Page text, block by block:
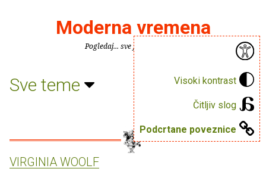
Visoki kontrast
Čitljiv slog
Podcrtane poveznice
Moderna vremena
Pogledaj... sve je puno knjiga.
Sve teme
VIRGINIA WOOLF